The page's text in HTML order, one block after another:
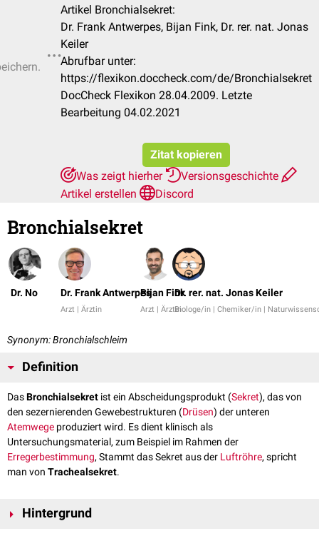
Artikel Bronchialsekret:
Dr. Frank Antwerpes, Bijan Fink, Dr. rer. nat. Jonas
Keiler
Abrufbar unter:
https://flexikon.doccheck.com/de/Bronchialsekret
DocCheck Flexikon 28.04.2009. Letzte
Bearbeitung 04.02.2021
Zitat kopieren
Was zeigt hierher
Versionsgeschichte
Artikel erstellen
Discord
Bronchialsekret
Dr. No Dr. Frank Antwerpes
Arzt | Ärztin
Bijan Fink
Arzt | Ärztin
Dr. rer. nat. Jonas Keiler
Biologe/in | Chemiker/in |
Synonym: Bronchialschleim
Definition
DasBronchialsekret ist ein Abscheidungsprodukt (Sekret), das von
den sezernierenden Gewebestrukturen (Drüsen) der unteren
Atemwege produziert wird. Es dient klinisch als
Untersuchungsmaterial, zum Beispiel im Rahmen der
Erregerbestimmung, Stammt das Sekret aus der Luftröhre, spricht
man von Trachealsekret.
Hintergrund